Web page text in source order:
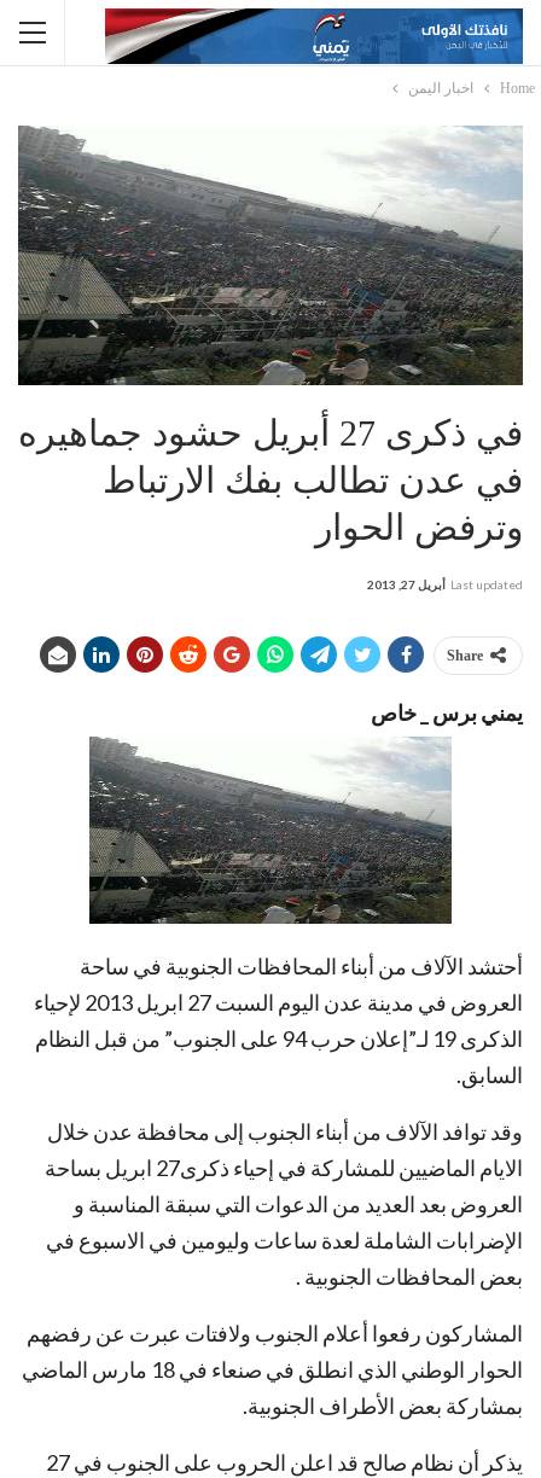
Home اخبار اليمن
في ذكرى 27 أبريل حشود جماهيره
في عدن تطالب بفك الارتباط
وترفض الحوار
Last updated أبريل 27, 2013
Share
يمني برس _ خاص
أحتشد الآلاف من أبناء المحافظات الجنوبية في ساحة
العروض في مدينة عدن اليوم السبت 27 ابريل 2013 لإحياء
الذكرى 19 لـ”إعلان حرب 94 على الجنوب” من قبل النظام
السابق.
وقد توافد الآلاف من أبناء الجنوب إلى محافظة عدن خلال
الايام الماضيين للمشاركة في إحياء ذكرى27 ابريل بساحة
العروض بعد العديد من الدعوات التي سبقة المناسبة و
الإضرابات الشاملة لعدة ساعات وليومين في الاسبوع في
بعض المحافظات الجنوبية .
المشاركون رفعوا أعلام الجنوب ولافتات عبرت عن رفضهم
الحوار الوطني الذي انطلق في صنعاء في 18 مارس الماضي
بمشاركة بعض الأطراف الجنوبية.
يذكر أن نظام صالح قد اعلن الحروب على الجنوب في 27